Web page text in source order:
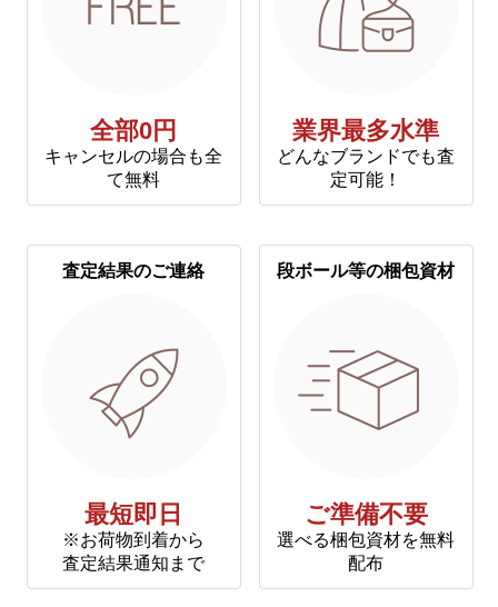
全部0円
キャンセルの場合も全
て無料
業界最多水準
どんなブランドでも査
定可能！
査定結果のご連絡
最短即日
※お荷物到着から
査定結果通知まで
段ボール等の梱包資材
ご準備不要
選べる梱包資材を無料
配布